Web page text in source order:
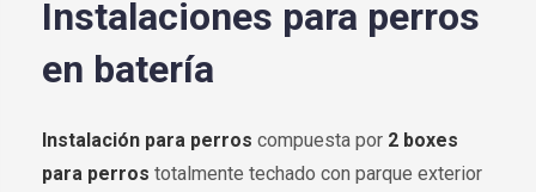
Instalaciones para perros
en batería
Instalación para perros compuesta por 2 boxes
para perros totalmente techado con parque exterior